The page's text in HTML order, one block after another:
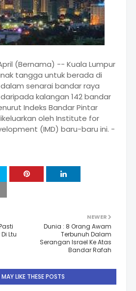
April (Bernama) -- Kuala Lumpur
tangga untuk berada di
senarai bandar raya
kalangan 142 bandar
Indeks Bandar Pintar
oleh Institute for
(IMD) baru-baru ini. -
NEWER
Dunia : 8 Orang Awam
Terbunuh Dalam
Serangan Israel Ke Atas
Bandar Rafah
Ltu
LIKE THESE POSTS